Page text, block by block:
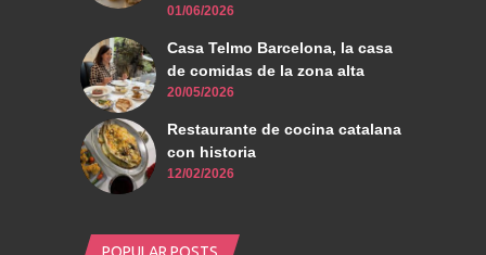
01/06/2026
Casa Telmo Barcelona, la casa
de comidas de la zona alta
20/05/2026
Restaurante de cocina catalana
con historia
12/02/2026